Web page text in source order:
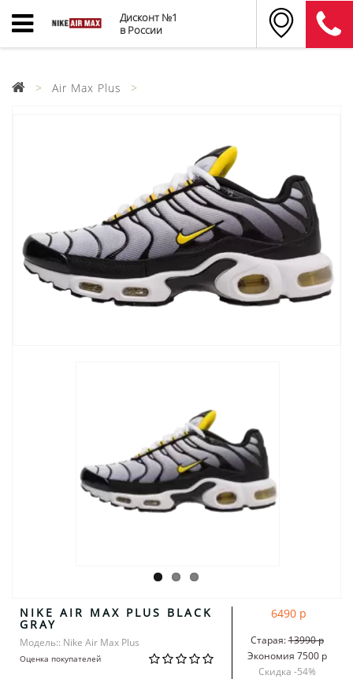
Дисконт №1
в России
Air Max Plus
NIKE AIR MAX PLUS BLACK
GRAY
Модель:: Nike Air Max Plus
Оценка покупателей
6490 р
Старая:13990 р
Экономия 7500 р
Скидка -54%